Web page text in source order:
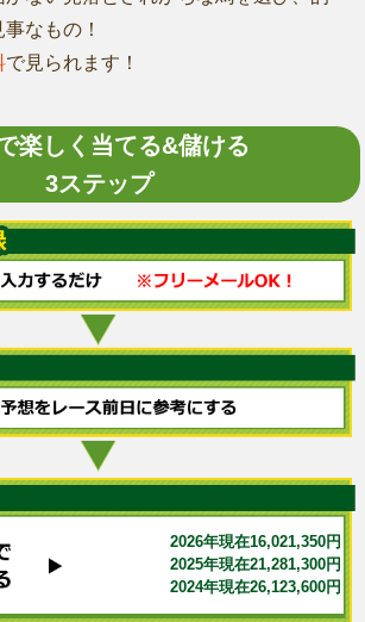
なもの！
で見られます！
楽しく当てる&儲ける
3ステップ
2026年現在16,021,350円
2025年現在21,281,300円
2024年現在26,123,600円